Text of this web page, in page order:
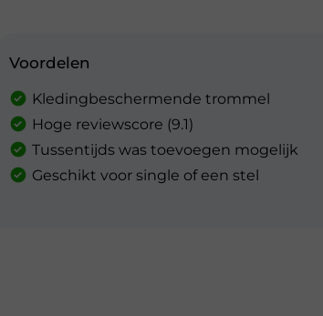
Voordelen
Kledingbeschermende trommel
Hoge reviewscore (9.1)
Tussentijds was toevoegen mogelijk
Geschikt voor single of een stel